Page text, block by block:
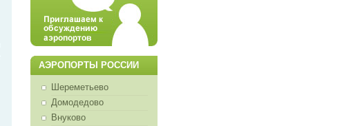
АЭРОПОРТЫ РОССИИ
Шереметьево
Домодедово
Внуково